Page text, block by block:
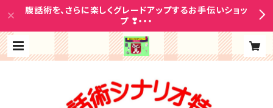
腹話術を、さらに楽しくグレードアップするお手伝いショッ
プ ❣・・・